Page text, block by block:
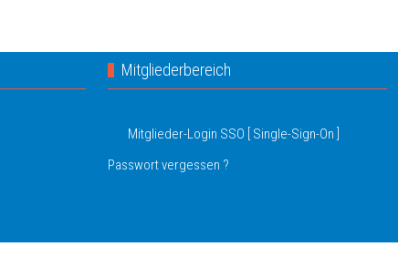
Mitgliederbereich
Mitglieder-Login SSO [ Single-Sign-On ]
Passwort vergessen ?